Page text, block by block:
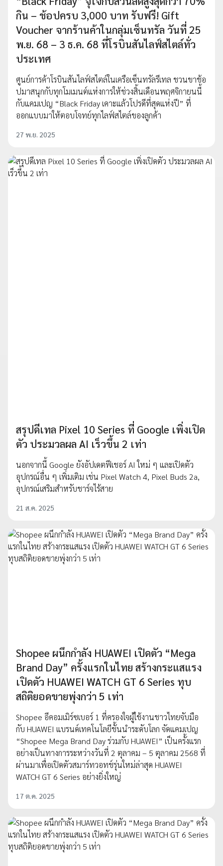
กิน – ช้อปครบ 3,000 บาท รับฟรี! Gift
Voucher จากร้านค้าในกลุ่มเซ็นทรัล วันที่ 25
พ.ย. 68 – 3 ธ.ค. 68 ที่โรบินสันไลฟ์สไตล์ทั่ว
ประเทศ
ศูนย์การค้าโรบินสันไลฟ์สไตล์ในเครือเซ็นทรัลรีเทล ชวนขาช้อ
ปมาสนุกกับทุกโมเมนต์แห่งการให้ช่วงสิ้นเดือนพฤศจิกายนนี้
กับแคมเปญ “Black Friday เคาะแล้วโปรดีที่สุดแห่งปี” ที่
ออกแบบมาให้ตอบโจทย์ทุกไลฟ์สไตล์ของลูกค้า
27 พ.ย. 2025
สรุปดีเทล Pixel 10 Series ที่ Google เพิ่งเปิด
ตัว ประมวลผล AI เร็วขึ้น 2 เท่า
นอกจากนี้ Google ยังอัปเดตฟีเชอร์ AI ใหม่ ๆ และเปิดตัว
อุปกรณ์อื่น ๆ เพิ่มเติม เช่น Pixel Watch 4, Pixel Buds 2a,
อุปกรณ์เสริมสำหรับชาร์จไร้สาย
21 ส.ค. 2025
Shopee ผนึกกำลัง HUAWEI เปิดตัว “Mega
Brand Day” ครั้งแรกในไทย สร้างกระแสแรง
เปิดตัว HUAWEI WATCH GT 6 Series ทุบ
สถิติยอดขายพุ่งกว่า 5 เท่า
Shopee อีคอมเมิร์ซเบอร์ 1 ที่ครองใจผู้ใช้งานชาวไทยจับมือ
กับ HUAWEI แบรนด์เทคโนโลยีชั้นนำระดับโลก จัดแคมเปญ
“Shopee Mega Brand Day ร่วมกับ HUAWEI” เป็นครั้งแรก
อย่างเป็นทางการระหว่างวันที่ 2 ตุลาคม – 5 ตุลาคม 2568 ที่
ผ่านมาเพื่อเปิดตัวสมาร์ทวอทช์รุ่นใหม่ล่าสุด HUAWEI
WATCH GT 6 Series อย่างยิ่งใหญ่
17 ต.ค. 2025